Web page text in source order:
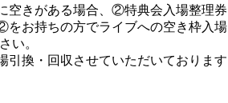
空きがある場合、②特典会入場整理券
お持ちの方でライブへの空き枠入場
い。
換・回収させていただいております